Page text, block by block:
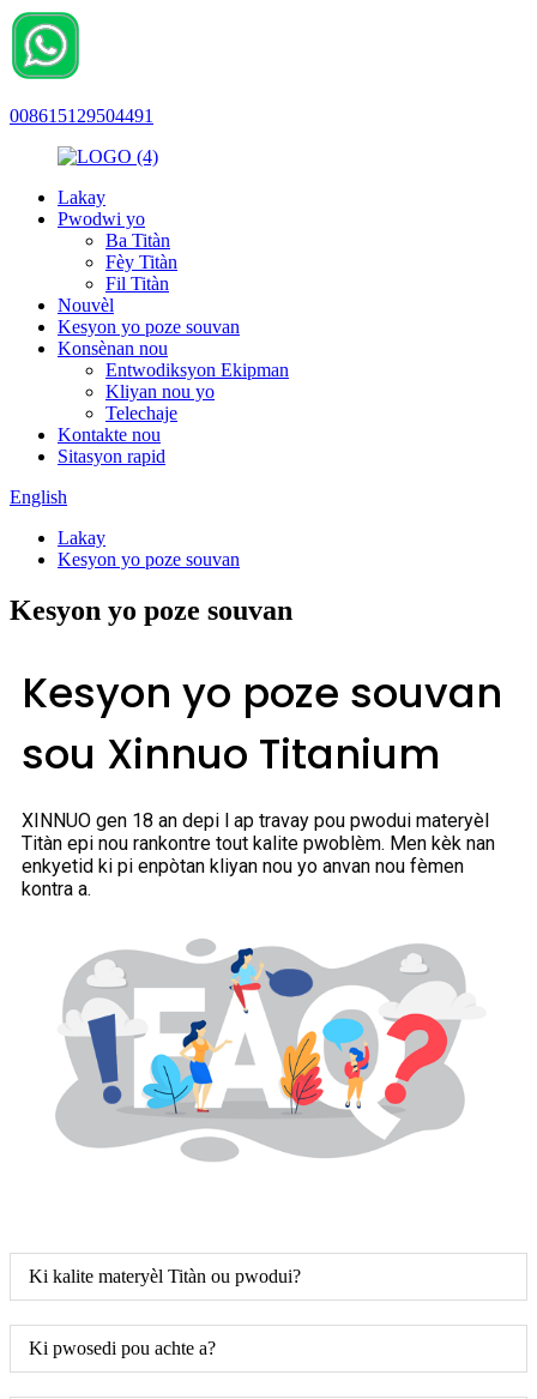
008615129504491
Lakay
Pwodwi yo
Ba Titàn
Fèy Titàn
Fil Titàn
Nouvèl
Kesyon yo poze souvan
Konsènan nou
Entwodiksyon Ekipman
Kliyan nou yo
Telechaje
Kontakte nou
Sitasyon rapid
English
Lakay
Kesyon yo poze souvan
Kesyon yo poze souvan
Kesyon yo poze souvan
sou Xinnuo Titanium
XINNUO gen 18 an depi l ap travay pou pwodui materyèl
Titàn epi nou rankontre tout kalite pwoblèm. Men kèk nan
enkyetid ki pi enpòtan kliyan nou yo anvan nou fèmen
kontra a.
Ki kalite materyèl Titàn ou pwodui?
Ki pwosedi pou achte a?